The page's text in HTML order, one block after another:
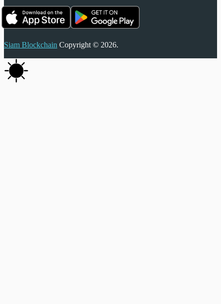
Siam Blockchain Copyright © 2026.